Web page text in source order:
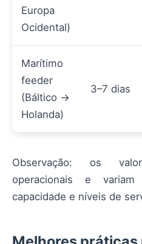
Europa
Ocidental)
Marítimo
feeder
(Báltico →
Holanda)
3–7 dias
Observação: os
operacionais e variam
capacidade e níveis de